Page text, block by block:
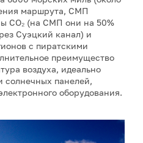
маршрута, СМП
CO₂ (на СМП они на 50%
Суэцкий канал) и
с пиратскими
преимущество
воздуха, идеально
солнечных панелей,
оборудования.